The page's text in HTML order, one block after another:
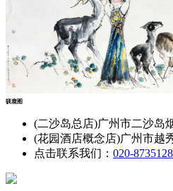
驯鹿图
(二沙岛总店)广州市二沙岛
(花园酒店概念店)广州市越
点击联系我们： 020-